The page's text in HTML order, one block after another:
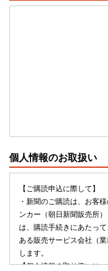
個人情報のお取扱い
【ご購読申込に際して】
・新聞のご購読は、お客
ンカー（朝日新聞販売所
は、購読手続きにあたっ
ある販売サービス会社（
します。
【個人情報の取り扱いに